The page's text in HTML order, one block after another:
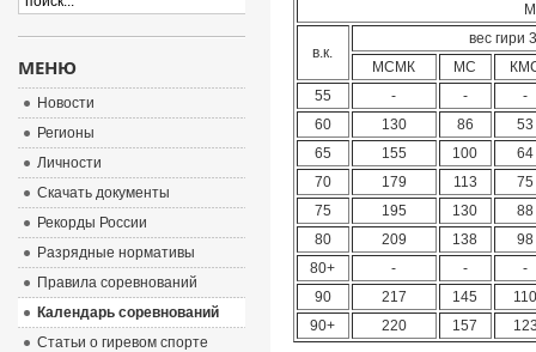
в.к.
вес гири
МСМК
МС
55
- -
-
60
130 86
53
65
155 100
64
70
179 113
75
75
195 130
88
80
209 138
98
80+
- -
-
90
217 145
90+
220 157
МЕНЮ
Новости
Регионы
Личности
Скачать документы
Рекорды России
Разрядные нормативы
Правила соревнований
Календарь соревнований
Статьи о гиревом спорте